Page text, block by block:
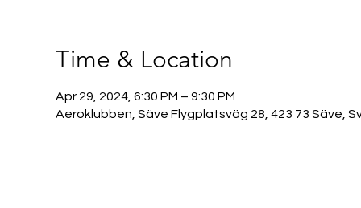
Time & Location
Apr 29, 2024, 6:30 PM – 9:30 PM
Aeroklubben, Säve Flygplatsväg 28, 423 73 Säve,